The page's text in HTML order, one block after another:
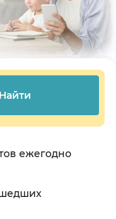
Найти
ежегодно